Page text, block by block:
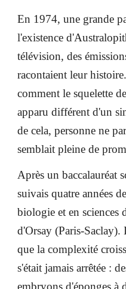
En 1974, une grande
l'existence
télévision, des
racontaient leur
comment le squelette
apparu différent d'un
de cela, personne ne
semblait pleine de
Après un baccalauréat
suivais quatre années
biologie et en sciences
d'Orsay (Paris-
que la complexité
s'était jamais arrêtée :
embryons d'éponges à